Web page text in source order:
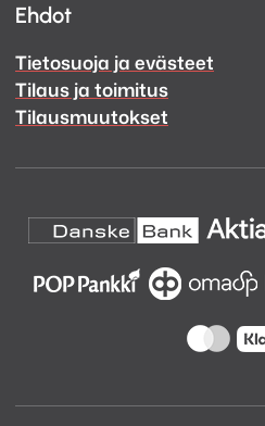
Ehdot
Tietosuoja ja evästeet
Tilaus ja toimitus
Tilausmuutokset